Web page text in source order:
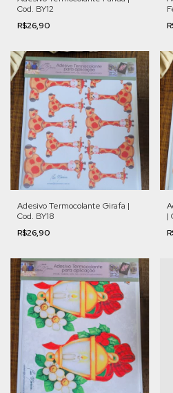
Cod. BY12
R$26,90
Adesivo Termocolante Girafa |
Cod. BY18
R$26,90
|